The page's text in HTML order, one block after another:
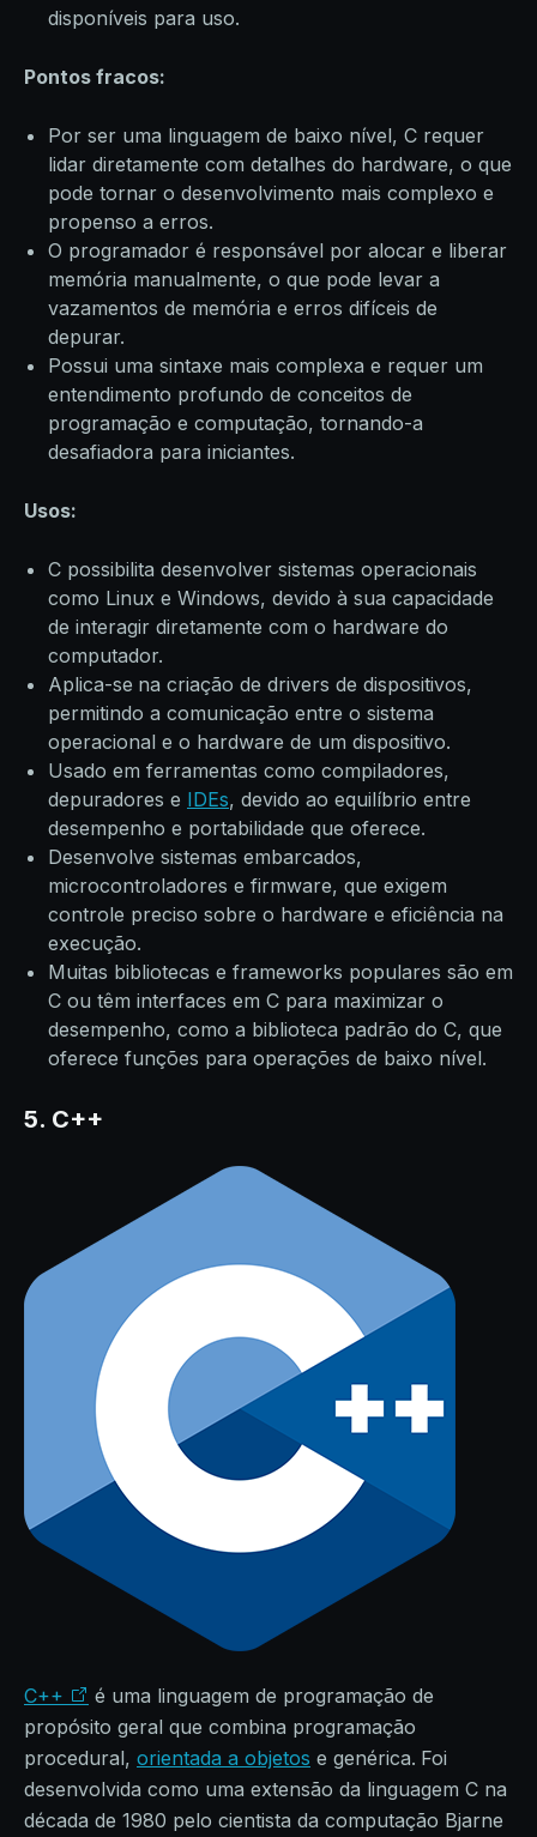
disponíveis para uso.
Pontos fracos:
Por ser uma linguagem de baixo nível, C requer
lidar diretamente com detalhes do hardware, o que
pode tornar o desenvolvimento mais complexo e
propenso a erros.
O programador é responsável por alocar e liberar
memória manualmente, o que pode levar a
vazamentos de memória e erros difíceis de
depurar.
Possui uma sintaxe mais complexa e requer um
entendimento profundo de conceitos de
programação e computação, tornando-a
desafiadora para iniciantes.
Usos:
C possibilita desenvolver sistemas operacionais
como Linux e Windows, devido à sua capacidade
de interagir diretamente com o hardware do
computador.
Aplica-se na criação de drivers de dispositivos,
permitindo a comunicação entre o sistema
operacional e o hardware de um dispositivo.
Usado em ferramentas como compiladores,
depuradores e IDEs, devido ao equilíbrio entre
desempenho e portabilidade que oferece.
Desenvolve sistemas embarcados,
microcontroladores e firmware, que exigem
controle preciso sobre o hardware e eficiência na
execução.
Muitas bibliotecas e frameworks populares são em
C ou têm interfaces em C para maximizar o
desempenho, como a biblioteca padrão do C, que
oferece funções para operações de baixo nível.
5. C++
C++
é uma linguagem de programação de
propósito geral que combina programação
procedural, orientada a objetos e genérica. Foi
desenvolvida como uma extensão da linguagem C na
década de 1980 pelo cientista da computação Bjarne